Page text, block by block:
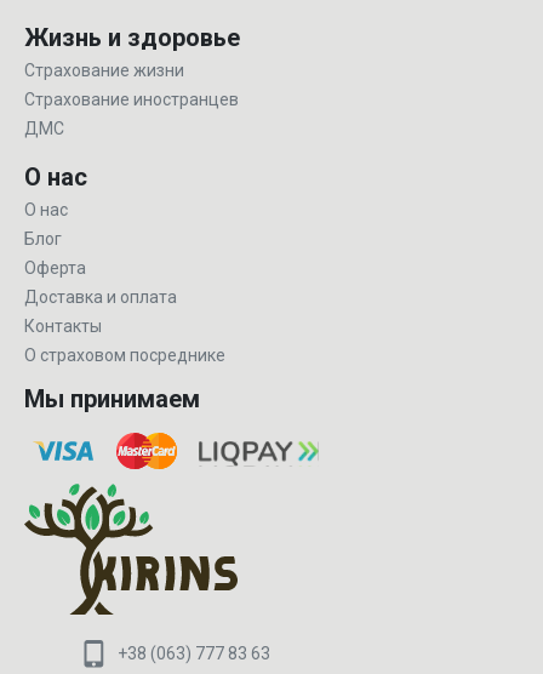
Жизнь и здоровье
Страхование жизни
Страхование иностранцев
ДМС
О нас
О нас
Блог
Оферта
Доставка и оплата
Контакты
О страховом посреднике
Мы принимаем
+38 (063) 777 83 63